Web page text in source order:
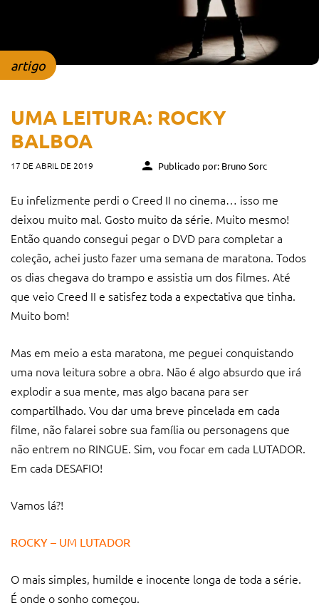
artigo
UMA LEITURA: ROCKY
BALBOA
17 DE ABRIL DE 2019 Publicado por: Bruno Sorc
Eu infelizmente perdi o Creed II no cinema… isso me
deixou muito mal. Gosto muito da série. Muito mesmo!
Então quando consegui pegar o DVD para completar a
coleção, achei justo fazer uma semana de maratona. Todos
os dias chegava do trampo e assistia um dos filmes. Até
que veio Creed II e satisfez toda a expectativa que tinha.
Muito bom!
Mas em meio a esta maratona, me peguei conquistando
uma nova leitura sobre a obra. Não é algo absurdo que irá
explodir a sua mente, mas algo bacana para ser
compartilhado. Vou dar uma breve pincelada em cada
filme, não falarei sobre sua família ou personagens que
não entrem no RINGUE. Sim, vou focar em cada LUTADOR.
Em cada DESAFIO!
Vamos lá?!
ROCKY – UM LUTADOR
O mais simples, humilde e inocente longa de toda a série.
É onde o sonho começou.